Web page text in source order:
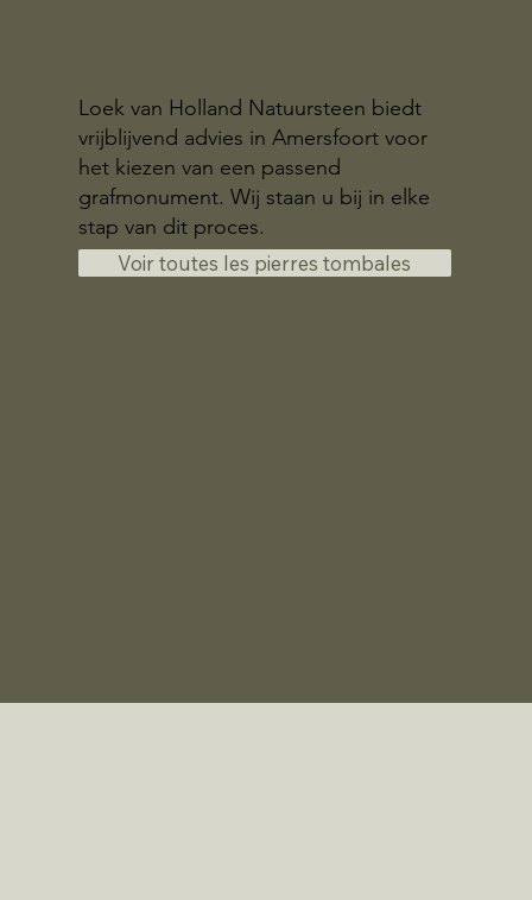
Loek van Holland Natuursteen biedt
vrijblijvend advies in Amersfoort voor
het kiezen van een passend
grafmonument. Wij staan u bij in elke
stap van dit proces.
Voir toutes les pierres tombales